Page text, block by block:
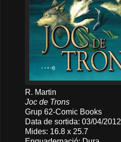
R. Martin
Joc de Trons
Grup 62-Comic Books
Data de sortida: 03/04/2012
Mides: 16.8 x 25.7